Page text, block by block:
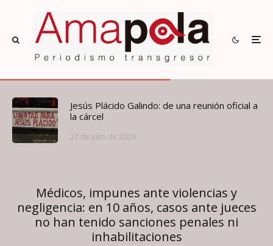
Jesús Plácido Galindo: de una reunión oficial a
la cárcel
27 de julio de 2026
Médicos, impunes ante violencias y
negligencia: en 10 años, casos ante jueces
no han tenido sanciones penales ni
inhabilitaciones